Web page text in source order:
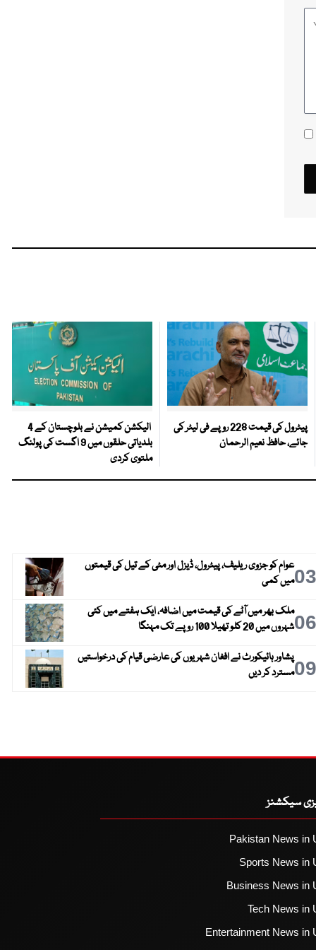
پیٹرول کی قیمت 228 روپے فی لیٹر کی
جائے، حافظ نعیم الرحمان
الیکشن کمیشن نے بلوچستان کے 4
بلدیاتی حلقوں میں 9 اگست کی پولنگ
ملتوی کردی
03عوام کو جزوی ریلیف، پیٹرول، ڈیزل اور مٹی کے تیل کی قیمتوں
میں کمی
06ملک بھر میں آٹے کی قیمت میں اضافہ، ایک ہفتے میں کئی
شہروں میں 20 کلو تھیلا 100 روپے تک مہنگا
09پشاور ہائیکورٹ نے افغان شہریوں کی عارضی قیام کی درخواستیں
مسترد کر دیں
سیکشنز
Pakistan News in
Sports News in
Business News in
Tech News in
Entertainment News in